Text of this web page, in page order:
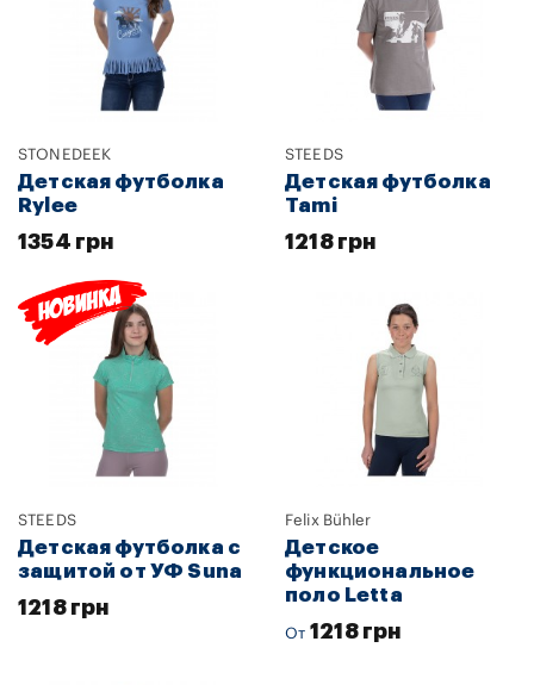
STONEDEEK
Детская футболка
Rylee
1354 грн
STEEDS
Детская футболка
Tami
1218 грн
STEEDS
Детская футболка с
защитой от УФ Suna
1218 грн
Felix Bühler
Детское
функциональное
поло Letta
От 1218 грн